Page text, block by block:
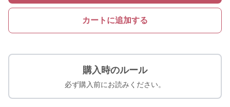
カートに追加する
購入時のルール
必ず購入前にお読みください。